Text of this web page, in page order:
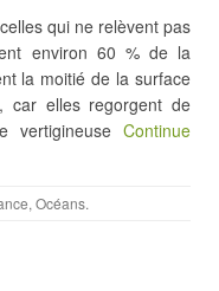
qui ne relèvent pas
environ 60 % de la
la moitié de la surface
car elles regorgent de
vertigineuse Continue
, Océans.